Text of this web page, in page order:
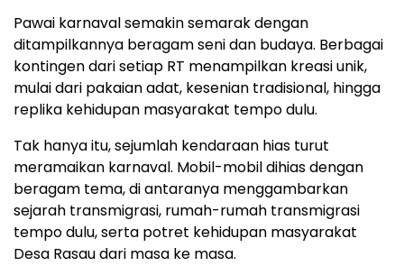
Pawai karnaval semakin semarak dengan
ditampilkannya beragam seni dan budaya. Berbagai
kontingen dari setiap RT menampilkan kreasi unik,
mulai dari pakaian adat, kesenian tradisional, hingga
replika kehidupan masyarakat tempo dulu.
Tak hanya itu, sejumlah kendaraan hias turut
meramaikan karnaval. Mobil-mobil dihias dengan
beragam tema, di antaranya menggambarkan
sejarah transmigrasi, rumah-rumah transmigrasi
tempo dulu, serta potret kehidupan masyarakat
Desa Rasau dari masa ke masa.